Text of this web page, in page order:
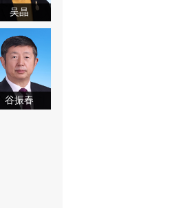
吴晶
谷振春